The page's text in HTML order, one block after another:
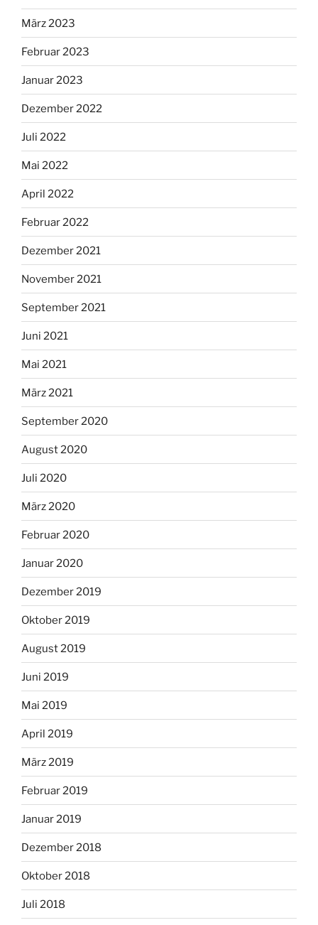
März 2023
Februar 2023
Januar 2023
Dezember 2022
Juli 2022
Mai 2022
April 2022
Februar 2022
Dezember 2021
November 2021
September 2021
Juni 2021
Mai 2021
März 2021
September 2020
August 2020
Juli 2020
März 2020
Februar 2020
Januar 2020
Dezember 2019
Oktober 2019
August 2019
Juni 2019
Mai 2019
April 2019
März 2019
Februar 2019
Januar 2019
Dezember 2018
Oktober 2018
Juli 2018